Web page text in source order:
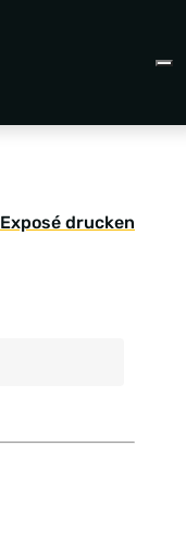
Exposé drucken